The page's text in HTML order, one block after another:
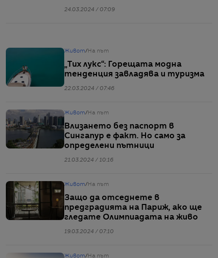
24.03.2024 / 07:09
Живот/ На път
„Тих лукс“: Горещата модна
тенденция завладява и туризма
22.03.2024 / 07:46
Живот/ На път
Влизането без паспорт в
Сингапур е факт. Но само за
определени пътници
21.03.2024 / 10:16
Живот/ На път
Защо да отседнете в
предградията на Париж, ако ще
гледате Олимпиадата на живо
19.03.2024 / 07:10
Живот/ На път